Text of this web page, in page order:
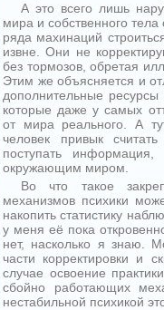
А это всего лишь
мира и собственного
ряда махинаций
извне. Они не
без тормозов, обретая
Этим же объясняется и
дополнительные
которые даже у самых
от мира реального. А
человек привык
поступать
окружающим миром.
Во что такое
механизмов психики
накопить статистику
у меня её пока
нет, насколько я знаю.
части корректировки и
случае освоение
сбойно работающих
нестабильной психикой